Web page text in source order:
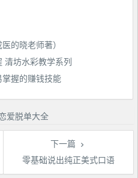
的晓老师著）
清坊水彩教学系列
握的赚钱技能
下一篇
零基础说出纯正美式口语